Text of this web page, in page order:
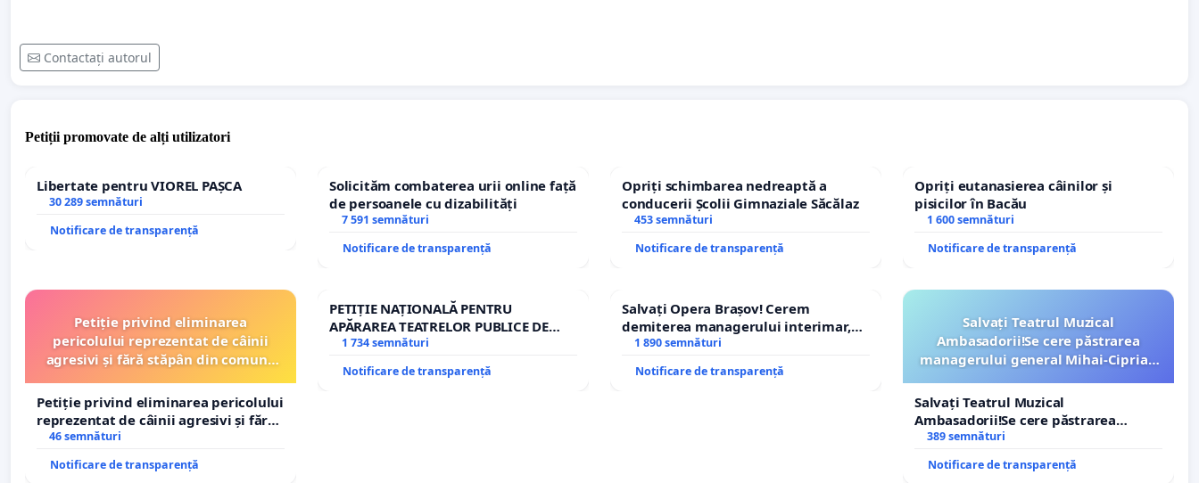
Traumele la care sunt supusi in spitale pot avea efecte drastice si permanente asupra copiilor!
orice procedură aplicată copilului minor!
Contactați autorul
Petiții promovate de alți utilizatori
Libertate pentru VIOREL PAȘCA
30 289 semnături
Notificare de transparență
Solicităm combaterea urii online față
de persoanele cu dizabilități
7 591 semnături
Notificare de transparență
Opriți schimbarea nedreaptă a
conducerii Școlii Gimnaziale Săcălaz
453 semnături
Notificare de transparență
Opriți eutanasierea câinilor și
pisicilor în Bacău
1 600 semnături
Notificare de transparență
Petiție privind eliminarea
pericolului reprezentat de câinii
agresivi și fără stăpân din comuna
Petiție privind eliminarea pericolului
reprezentat de câinii agresivi și fără
stăpân din comuna Tunari
46 semnături
Notificare de transparență
PETIȚIE NAȚIONALĂ PENTRU
APĂRAREA TEATRELOR PUBLICE DE
REPERTORIU DIN ROMÂNIA
1 734 semnături
Notificare de transparență
Salvați Opera Brașov! Cerem
demiterea managerului interimar,
Petrean Lucian-Marius!
1 890 semnături
Notificare de transparență
Salvați Teatrul Muzical
Ambasadorii!Se cere păstrarea
managerului general Mihai-Ciprian
Salvați Teatrul Muzical
Ambasadorii!Se cere păstrarea
managerului general Mihai-Ciprian
389 semnături
Notificare de transparență